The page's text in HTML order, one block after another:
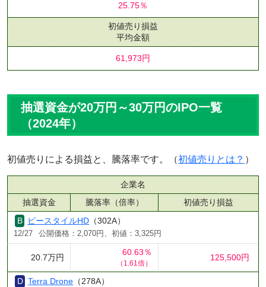
25.75％
初値売り損益
平均金額
61,973円
抽選資金が20万円～30万円のIPO一覧
（2024年）
初値売りによる損益と、騰落率です。（初値売りとは？ ）
企業名
抽選資金
騰落率（倍率）
初値売り損益
ビースタイルHD （302A）
12/27 公開価格：2,070円、初値：3,325円
20.7万円
60.63％
（1.61倍）
125,500円
Terra Drone （278A）